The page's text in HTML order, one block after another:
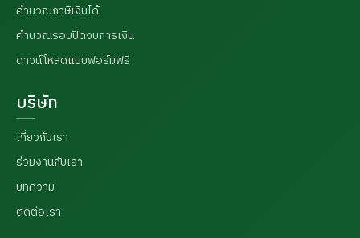
คำนวณภาษีเงินได้
คำนวณรอบปิดงบการเงิน
ดาวน์โหลดแบบฟอร์มฟรี
บริษัท
เกี่ยวกับเรา
ร่วมงานกับเรา
บทความ
ติดต่อเรา